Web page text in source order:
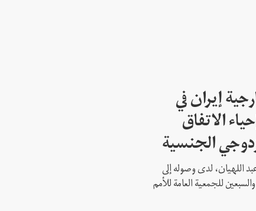
إيران في
الاتفاق
الجنسية
اللهيان، لدى وصوله إلى
للجمعية العامة للأمم